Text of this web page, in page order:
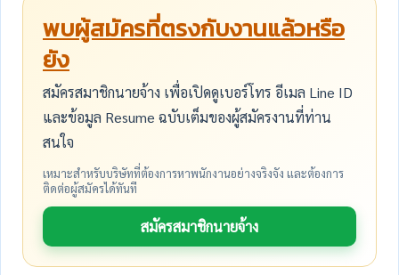
พบผู้สมัครที่ตรงกับงานแล้วหรือ
ยัง
สมัครสมาชิกนายจ้าง เพื่อเปิดดูเบอร์โทร อีเมล Line ID
และข้อมูล Resume ฉบับเต็มของผู้สมัครงานที่ท่าน
สนใจ
เหมาะสำหรับบริษัทที่ต้องการหาพนักงานอย่างจริงจัง และต้องการ
ติดต่อผู้สมัครได้ทันที
สมัครสมาชิกนายจ้าง